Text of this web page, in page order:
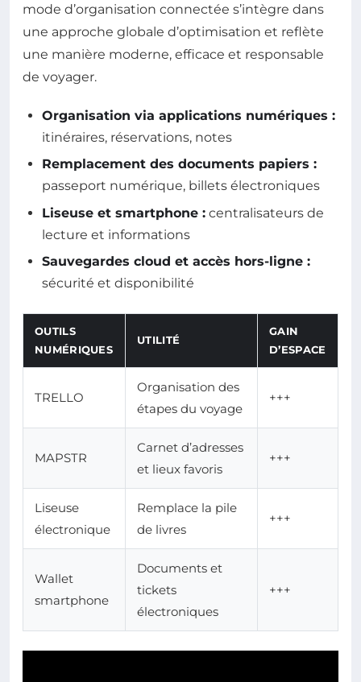
mode d’organisation connectée s’intègre dans
une approche globale d’optimisation et reflète
une manière moderne, efficace et responsable
de voyager.
Organisation via applications numériques :
itinéraires, réservations, notes
Remplacement des documents papiers :
passeport numérique, billets électroniques
Liseuse et smartphone : centralisateurs de
lecture et informations
Sauvegardes cloud et accès hors-ligne :
sécurité et disponibilité
OUTILS
NUMÉRIQUES
UTILITÉ
GAIN
D’ESPACE
TRELLO
Organisation des
étapes du voyage
+++
MAPSTR
Carnet d’adresses
et lieux favoris
+++
Liseuse
électronique
Remplace la pile
de livres
+++
Wallet
smartphone
Documents et
tickets
électroniques
+++